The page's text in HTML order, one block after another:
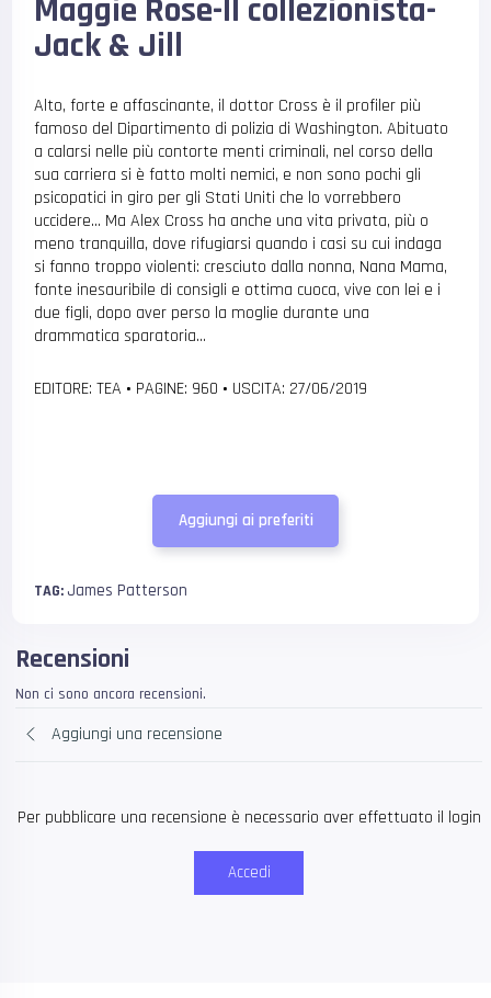
Maggie Rose-Il collezionista-
Jack & Jill
Alto, forte e affascinante, il dottor Cross è il profiler più
famoso del Dipartimento di polizia di Washington. Abituato
a calarsi nelle più contorte menti criminali, nel corso della
sua carriera si è fatto molti nemici, e non sono pochi gli
psicopatici in giro per gli Stati Uniti che lo vorrebbero
uccidere… Ma Alex Cross ha anche una vita privata, più o
meno tranquilla, dove rifugiarsi quando i casi su cui indaga
si fanno troppo violenti: cresciuto dalla nonna, Nana Mama,
fonte inesauribile di consigli e ottima cuoca, vive con lei e i
due figli, dopo aver perso la moglie durante una
drammatica sparatoria…
EDITORE: TEA • PAGINE: 960 • USCITA: 27/06/2019
Aggiungi ai preferiti
TAG: James Patterson
Recensioni
Non ci sono ancora recensioni.
Aggiungi una recensione
Per pubblicare una recensione è necessario aver effettuato il login
Accedi